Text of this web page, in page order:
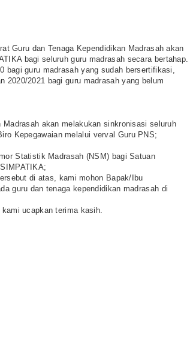
Guru dan Tenaga Kependidikan Madrasah akan
bagi seluruh guru madrasah secara bertahap.
bagi guru madrasah yang sudah bersertifikasi,
2020/2021 bagi guru madrasah yang belum
akan melakukan sinkronisasi seluruh
Kepegawaian melalui verval Guru PNS;
Statistik Madrasah (NSM) bagi Satuan
di atas, kami mohon Bapak/Ibu
guru dan tenaga kependidikan madrasah di
ucapkan terima kasih.